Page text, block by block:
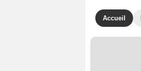
Accueil